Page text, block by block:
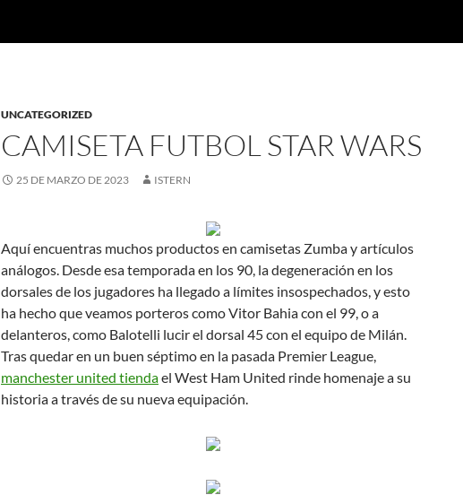
UNCATEGORIZED
CAMISETA FUTBOL STAR WARS
25 DE MARZO DE 2023 ISTERN
Aquí encuentras muchos productos en camisetas Zumba y artículos
análogos. Desde esa temporada en los 90, la degeneración en los
dorsales de los jugadores ha llegado a límites insospechados, y esto
ha hecho que veamos porteros como Vitor Bahia con el 99, o a
delanteros, como Balotelli lucir el dorsal 45 con el equipo de Milán.
Tras quedar en un buen séptimo en la pasada Premier League,
manchester united tiendael West Ham United rinde homenaje a su
historia a través de su nueva equipación.